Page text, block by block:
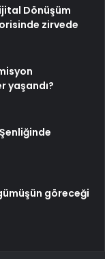
Dönüşüm
zirvede
yaşandı?
göreceği